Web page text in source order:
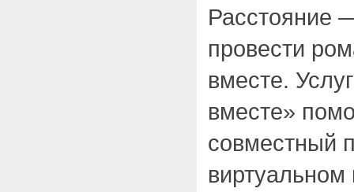
Расстояние
провести
вместе.
вместе»
совместный
виртуальном